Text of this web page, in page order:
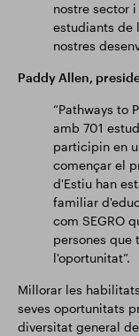
nostre sector
estudiants de
nostres
Paddy Allen,
“Pathways to
amb 701
participin en
començar el
d'Estiu han
familiar
com SEGRO
persones que
l'oportunitat”.
Millorar les
seves oportunitats
diversitat general